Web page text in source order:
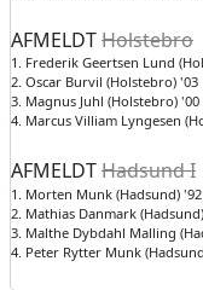
AFMELDTHolstebro
1. Frederik Geertsen Lund
2. Oscar Burvil (Holstebro) '03
3. Magnus Juhl (Holstebro) '00
4. Marcus Villiam Lyngesen
AFMELDTHadsund I
1. Morten Munk (Hadsund) '92
2. Mathias Danmark
3. Malthe Dybdahl Malling
4. Peter Rytter Munk